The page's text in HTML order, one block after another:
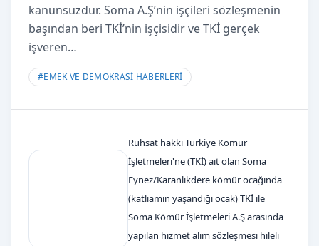
kanunsuzdur. Soma A.Ş’nin işçileri sözleşmenin
başından beri TKİ’nin işçisidir ve TKİ gerçek
işveren…
#EMEK VE DEMOKRASİ HABERLERİ
Ruhsat hakkı Türkiye Kömür
İşletmeleri'ne (TKİ) ait olan Soma
Eynez/Karanlıkdere kömür ocağında
(katliamın yaşandığı ocak) TKİ ile
Soma Kömür İşletmeleri A.Ş arasında
yapılan hizmet alım sözleşmesi hileli